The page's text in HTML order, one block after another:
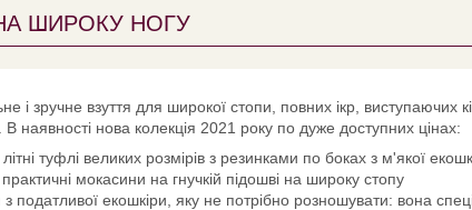
ШИРОКУ НОГУ
і зручне взуття для широкої стопи, повних ікр, виступаючих
В наявності нова колекція 2021 року по дуже доступних цінах:
літні туфлі великих розмірів з резинками по боках з м'якої
практичні мокасини на гнучкій підошві на широку стопу
з податливої екошкіри, яку не потрібно розношувати: вона